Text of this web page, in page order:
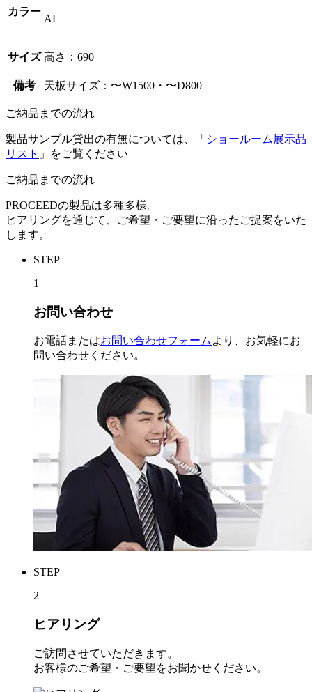
カラー
AL
サイズ 高さ：690
備考 天板サイズ：〜W1500・〜D800
ご納品までの流れ
製品サンプル貸出の有無については、「 ショールーム展示品
リスト 」をご覧ください
ご納品までの流れ
PROCEEDの製品は多種多様。
ヒアリングを通じて、ご希望・ご要望に沿ったご提案をいた
します。
STEP
1
お問い合わせ
お電話またはお問い合わせフォーム より、お気軽にお
問い合わせください。
STEP
2
ヒアリング
ご訪問させていただきます。
お客様のご希望・ご要望をお聞かせください。